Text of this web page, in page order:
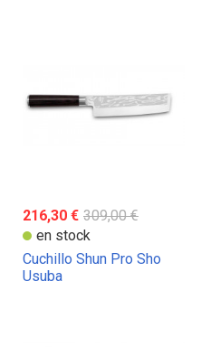
216,30 € 309,00 €
en stock
Cuchillo Shun Pro Sho
Usuba